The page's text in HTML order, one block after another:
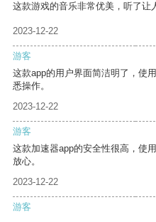
这款游戏的音乐非常优美，听了让
2023-12-22
游客
这款app的用户界面简洁明了，使
悉操作。
2023-12-22
游客
这款加速器app的安全性很高，使
放心。
2023-12-22
游客